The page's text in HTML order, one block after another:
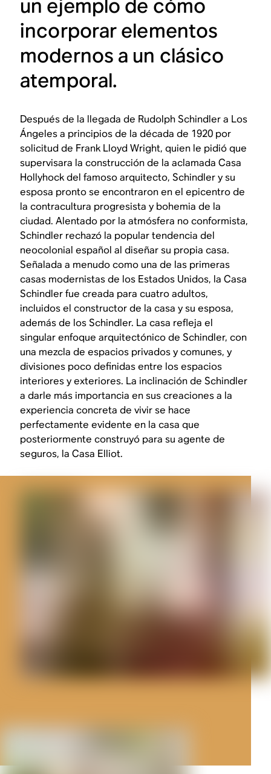
un ejemplo de cómo
incorporar elementos
modernos a un clásico
atemporal.
Después de la llegada de Rudolph Schindler a Los
Ángeles a principios de la década de 1920 por
solicitud de Frank Lloyd Wright, quien le pidió que
supervisara la construcción de la aclamada Casa
Hollyhock del famoso arquitecto, Schindler y su
esposa pronto se encontraron en el epicentro de
la contracultura progresista y bohemia de la
ciudad. Alentado por la atmósfera no conformista,
Schindler rechazó la popular tendencia del
neocolonial español al diseñar su propia casa.
Señalada a menudo como una de las primeras
casas modernistas de los Estados Unidos, la Casa
Schindler fue creada para cuatro adultos,
incluidos el constructor de la casa y su esposa,
además de los Schindler. La casa refleja el
singular enfoque arquitectónico de Schindler, con
una mezcla de espacios privados y comunes, y
divisiones poco definidas entre los espacios
interiores y exteriores. La inclinación de Schindler
a darle más importancia en sus creaciones a la
experiencia concreta de vivir se hace
perfectamente evidente en la casa que
posteriormente construyó para su agente de
seguros, la Casa Elliot.